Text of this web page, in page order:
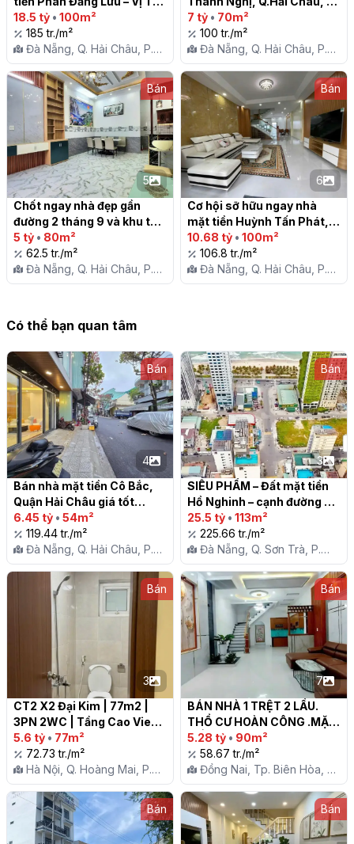
Kinh Doanh – 100m2 – Giá
1x tỷ
18.5 tỷ • 100m²
185 tr./m²
Đà Nẵng, Q. Hải Châu, P.
Hòa Cường Bắc
TP. Đà Nẵng
7 tỷ • 70m²
100 tr./m²
Đà Nẵng, Q. Hải Châu, P.
Hòa Cường Bắc
Bán
5
Chốt ngay nhà đẹp gần
đường 2 tháng 9 và khu thể
thao Tiên Sơn, TP. Đà Nẵng
5 tỷ • 80m²
62.5 tr./m²
Đà Nẵng, Q. Hải Châu, P.
Hòa Cường Bắc
Bán
6
Cơ hội sỡ hữu ngay nhà
mặt tiền Huỳnh Tấn Phát,
Q.Hải Châu, TP. Đà Nẵng
10.68 tỷ • 100m²
106.8 tr./m²
Đà Nẵng, Q. Hải Châu, P.
Hòa Cường Bắc
Có thể bạn quan tâm
Bán
4
Bán nhà mặt tiền Cô Bắc,
Quận Hải Châu giá tốt
6.45 tỷ • 54m²
119.44 tr./m²
Đà Nẵng, Q. Hải Châu, P.
Hải Châu Ii
Bán
3
SIÊU PHẨM – Đất mặt tiền
Hồ Nghinh – cạnh đường Võ
Văn Kiệt – 113m2
25.5 tỷ • 113m²
225.66 tr./m²
Đà Nẵng, Q. Sơn Trà, P.
Phước Mỹ
Bán
3
CT2 X2 Đại Kim | 77m2 |
3PN 2WC | Tầng Cao View
Thành Phố | Sổ Đỏ | Chỉ 5.6
Tỷ
5.6 tỷ • 77m²
72.73 tr./m²
Hà Nội, Q. Hoàng Mai, P.
Đại Kim
Bán
7
BÁN NHÀ 1 TRỆT 2 LẦU.
THỔ CƯ HOÀN CÔNG .MẶT
TIỀN NGUYỆT LAN ANH
THUỘC KP3 TRẢNG DÀI
5.28 tỷ • 90m²
58.67 tr./m²
Đồng Nai, Tp. Biên Hòa, P.
Trảng Dài
Bán
Bán